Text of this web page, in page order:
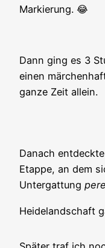
Markierung. 😂
Dann ging es 3
einen
ganze Zeit allein.
Danach
Etappe, an dem
Untergattung
Heidelandschaft